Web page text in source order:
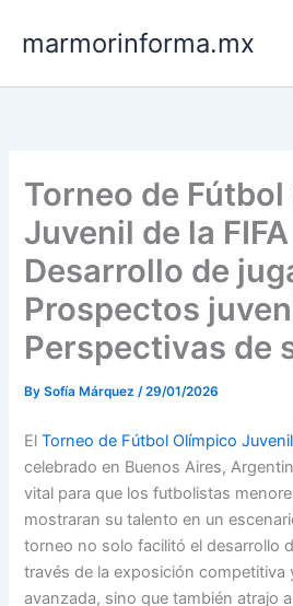
marmorinforma.mx
Torneo de
Juvenil de la
Desarrollo de
Prospectos
Perspectivas de
BySofía Márquez/29/01/2026
ElTorneo de Fútbol Olímpico Juvenil
celebrado en Buenos Aires,
vital para que los futbolistas
mostraran su talento en un
torneo no solo facilitó el desarrollo
través de la exposición competitiva
avanzada, sino que también atrajo